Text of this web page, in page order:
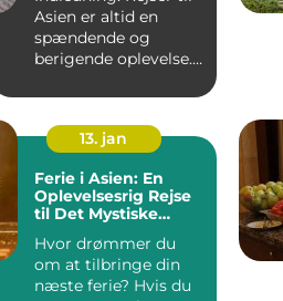
Asien er altid en
spændende og
berigende oplevelse.
enes...
13. jan
Ferie i Asien: En
Oplevelsesrig Rejse
til Det Mystiske
Hvor drømmer du
om at tilbringe din
næste ferie? Hvis du